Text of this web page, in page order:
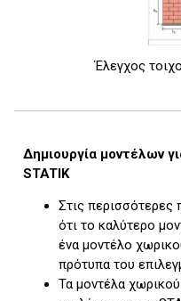
Έλεγχος
Δημιουργία μοντέλων
STATIK
Στις περισσότερες
ότι το καλύτερο
ένα μοντέλο
πρότυπα του
Τα μοντέλα χωρικού